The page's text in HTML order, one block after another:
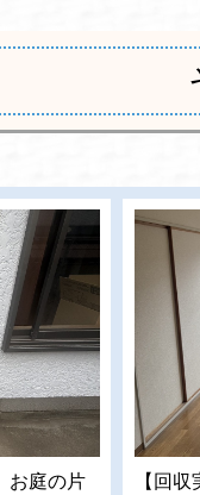
お庭の片
【回